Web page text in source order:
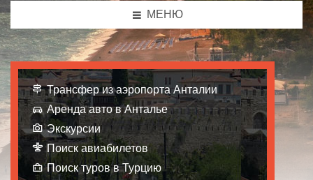
МЕНЮ
Трансфер из аэропорта Анталии
Аренда авто в Анталье
Экскурсии
Поиск авиабилетов
Поиск туров в Турцию